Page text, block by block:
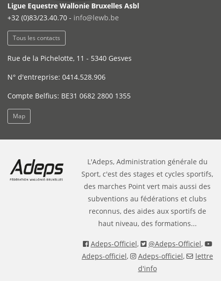
Ligue Equestre Wallonie Bruxelles Asbl
+32 (0)83/23.40.70 - info@lewb.be
Tous les contacts
Rue de la Pichelotte, 11 - 5340 Gesves
N° d'entreprise: 0414.528.906
Compte Belfius: BE31 0682 2800 1355
Map
L'Adeps, Administration générale du
Sport, c'est des stages et cycles sportifs,
des marches Point vert mais aussi des
subventions au fédérations et clubs
reconnus, des aides aux sportifs de
haut niveau, des formations...
Adeps-Officiel, @Adeps-Officiel,
Adeps-officiel, Adeps-officiel,
lettre
d'info